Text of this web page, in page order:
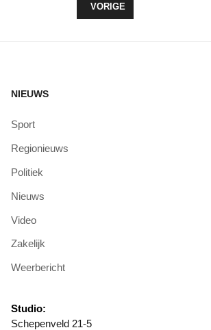
VORIG ARTIKEL:
VORIGE
NIEUWS
Sport
Regionieuws
Politiek
Nieuws
Video
Zakelijk
Weerbericht
Studio:
Schepenveld 21-5